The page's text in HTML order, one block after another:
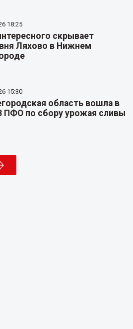
18:25
скрывает
Ляхово в Нижнем
15:30
область вошла в
ПФО по сбору урожая сливы